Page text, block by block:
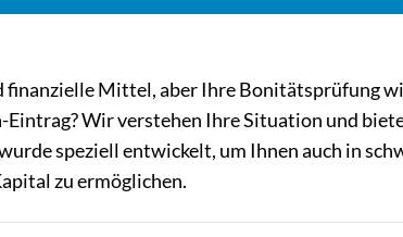
finanzielle Mittel, aber Ihre Bonitätsprüfung
Eintrag? Wir verstehen Ihre Situation und
speziell entwickelt, um Ihnen auch in
zu ermöglichen.